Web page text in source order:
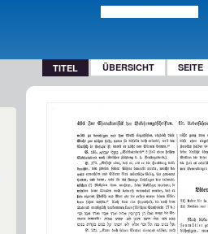
TITEL ÜBERSICHT SEITE